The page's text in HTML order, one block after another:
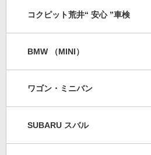
コクピット荒井“ 安心 ”車検
BMW （MINI）
ワゴン・ミニバン
SUBARU スバル